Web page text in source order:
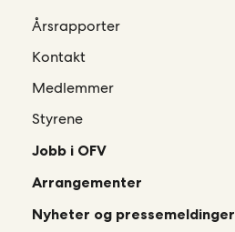
Årsrapporter
Kontakt
Medlemmer
Styrene
Jobb i OFV
Arrangementer
Nyheter og pressemeldinger